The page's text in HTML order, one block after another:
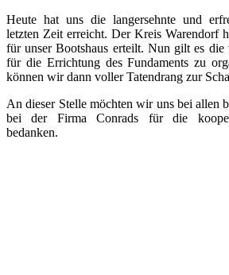
Heute hat uns die langersehnte und
letzten Zeit erreicht. Der Kreis Warendorf
für unser Bootshaus erteilt. Nun gilt es die
für die Errichtung des Fundaments zu
können wir dann voller Tatendrang zur
An dieser Stelle möchten wir uns bei allen
bei der Firma Conrads für die
bedanken.